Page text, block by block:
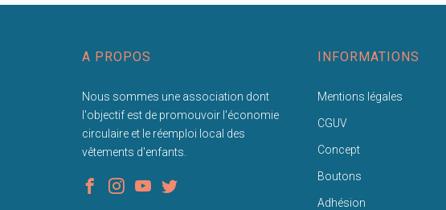
A PROPOS
Nous sommes une association dont
l'objectif est de promouvoir l'économie
circulaire et le réemploi local des
vêtements d'enfants.
INFORMATIONS
Mentions légales
CGUV
Concept
Boutons
Adhésion